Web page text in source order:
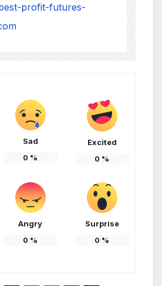
profit-futures-
Sad
0 %
Excited
0 %
Angry
0 %
Surprise
0 %